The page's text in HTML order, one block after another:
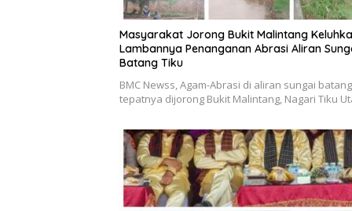
Masyarakat Jorong Bukit Malintang
Lambannya Penanganan Abrasi Aliran
Batang Tiku
BMC Newss, Agam-Abrasi di aliran sungai
tepatnya dijorong Bukit Malintang, Nagari Tiku